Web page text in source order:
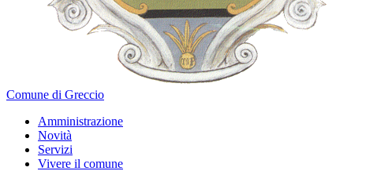
Comune di Greccio
Amministrazione
Novità
Servizi
Vivere il comune